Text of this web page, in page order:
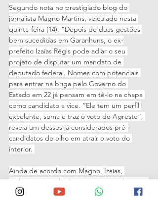
Segundo nota no prestigiado blog do
jornalista Magno Martins, veiculado nesta
quinta-feira (14), “Depois de duas gestões
bem sucedidas em Garanhuns, o ex-
prefeito Izaías Régis pode adiar o seu
projeto de disputar um mandato de
deputado federal. Nomes com potenciais
para entrar na briga pelo Governo do
Estado em 22 já pensam em tê-lo na chapa
como candidato a vice. “Ele tem um perfil
excelente, soma e traz o voto do Agreste”,
revela um desses já considerados pré-
candidatos de olho em atrair o voto do
interior.
Ainda de acordo com Magno, Izaías,
embora não tenha feito o sucessor, deixou a
Prefeitura de Garanhuns com a